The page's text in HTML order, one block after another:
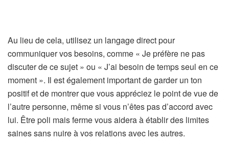
Au lieu de cela, utilisez un langage direct pour
communiquer vos besoins, comme « Je préfère ne pas
discuter de ce sujet » ou « J’ai besoin de temps seul en ce
moment ». Il est également important de garder un ton
positif et de montrer que vous appréciez le point de vue de
l’autre personne, même si vous n’êtes pas d’accord avec
lui. Être poli mais ferme vous aidera à établir des limites
saines sans nuire à vos relations avec les autres.